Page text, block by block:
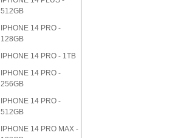
512GB
IPHONE 14 PRO -
128GB
IPHONE 14 PRO - 1TB
IPHONE 14 PRO -
256GB
IPHONE 14 PRO -
512GB
IPHONE 14 PRO MAX -